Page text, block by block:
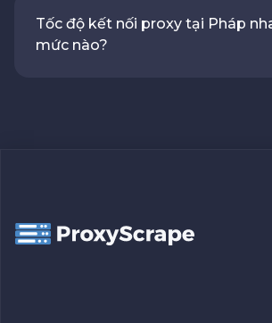
Tốc độ kết nối proxy tại Pháp
mức nào?